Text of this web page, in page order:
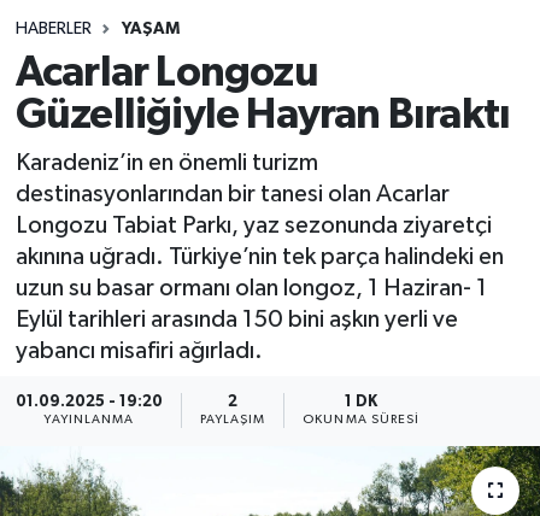
HABERLER YAŞAM
Acarlar Longozu
Güzelliğiyle Hayran Bıraktı
Karadeniz’in en önemli turizm
destinasyonlarından bir tanesi olan Acarlar
Longozu Tabiat Parkı, yaz sezonunda ziyaretçi
akınına uğradı. Türkiye’nin tek parça halindeki en
uzun su basar ormanı olan longoz, 1 Haziran- 1
Eylül tarihleri arasında 150 bini aşkın yerli ve
yabancı misafiri ağırladı.
01.09.2025 - 19:20
YAYINLANMA
2
PAYLAŞIM
1 DK
OKUNMA SÜRESI